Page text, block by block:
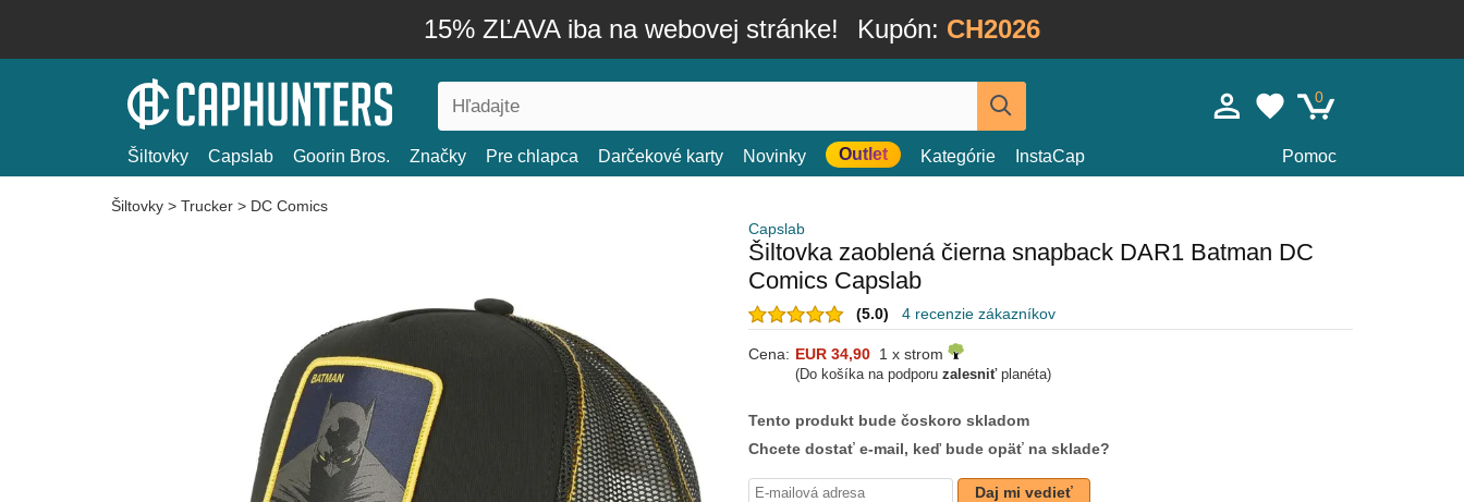
15% ZĽAVA iba na webovej stránke! Kupón: CH2026
0
Šiltovky Capslab Goorin Bros. Značky Pre chlapca Darčekové karty Novinky Outlet Kategórie InstaCap Pomoc
Šiltovky > Trucker > DC Comics
Capslab
Šiltovka zaoblená čierna snapback DAR1 Batman DC
Comics Capslab
(5.0) 4 recenzie zákazníkov
Cena: EUR 34,90 1 x strom
(Do košíka na podporu zalesniťplanéta)
Tento produkt bude čoskoro skladom
Chcete dostať e-mail, keď bude opäť na sklade?
Daj mi vedieť